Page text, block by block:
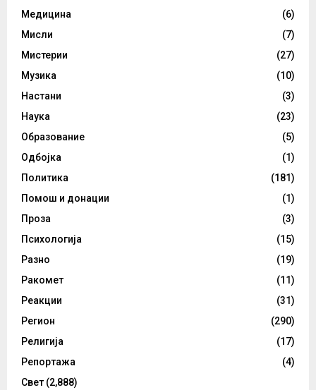
Медицина
(6)
Мисли
(7)
Мистерии
(27)
Музика
(10)
Настани
(3)
Наука
(23)
Образование
(5)
Одбојка
(1)
Политика
(181)
Помош и донации
(1)
Проза
(3)
Психологија
(15)
Разно
(19)
Ракомет
(11)
Реакции
(31)
Регион
(290)
Религија
(17)
Репортажа
(4)
Свет (2,888)